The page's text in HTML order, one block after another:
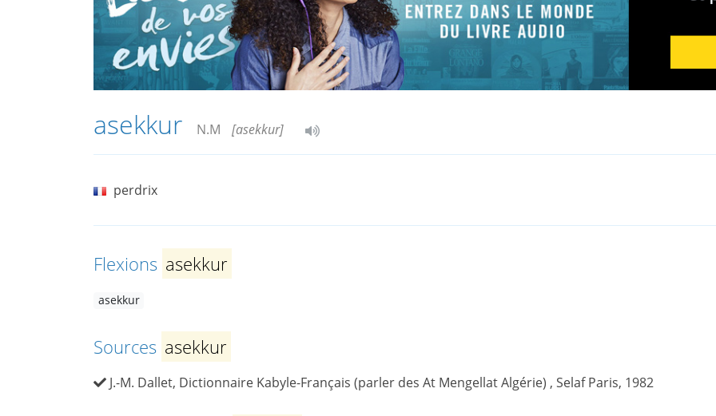
asekkur N.M [asekkur]
perdrix
Flexions asekkur
asekkur
Sources asekkur
J.-M. Dallet, Dictionnaire Kabyle-Français (parler des At Mengellat Algérie) , Selaf Paris, 1982